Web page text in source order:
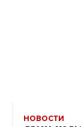
НОВОСТИ